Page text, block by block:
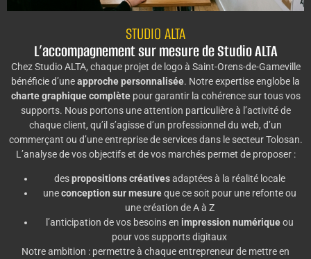
STUDIO ALTA
L’accompagnement sur mesure de Studio ALTA
Chez Studio ALTA, chaque projet de logo à Saint-Orens-de-Gameville
bénéficie d’uneapproche personnalisée. Notre expertise englobe la
charte graphique complètepour garantir la cohérence sur tous vos
supports. Nous portons une attention particulière à l’activité de
chaque client, qu’il s’agisse d’un professionnel du web, d’un
commerçant ou d’une entreprise de services dans le secteur Tolosan.
L’analyse de vos objectifs et de vos marchés permet de proposer :
despropositions créativesadaptées à la réalité locale
uneconception sur mesureque ce soit pour une refonte ou
une création de A à Z
l’anticipation de vos besoins en impression numériqueou
pour vos supports digitaux
Notre ambition : permettre à chaque entrepreneur de mettre en